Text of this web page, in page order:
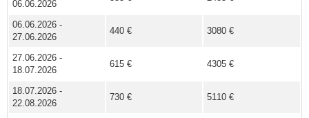
06.06.2026
06.06.2026 -
27.06.2026
440 € 3080 €
27.06.2026 -
18.07.2026
615 € 4305 €
18.07.2026 -
22.08.2026
730 € 5110 €